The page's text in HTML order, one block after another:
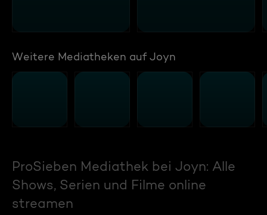
Weitere Mediatheken auf Joyn
ProSieben Mediathek bei Joyn: Alle
Shows, Serien und Filme online
streamen